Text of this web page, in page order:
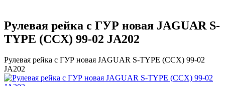
Рулевая рейка с ГУР новая JAGUAR S-
TYPE (CCX) 99-02 JA202
Рулевая рейка с ГУР новая JAGUAR S-TYPE (CCX) 99-02
JA202